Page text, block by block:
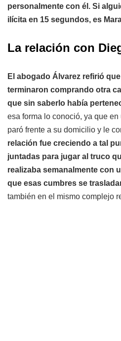
personalmente con él. Si
ilícita en 15 segundos, es
La relación con
El abogado Álvarez refirió
terminaron comprando otra
que sin saberlo había
esa forma lo conoció, ya que
paró frente a su domicilio y le
relación fue creciendo a tal
juntadas para jugar al truco
realizaba semanalmente con
que esas cumbres se
también en el mismo complejo